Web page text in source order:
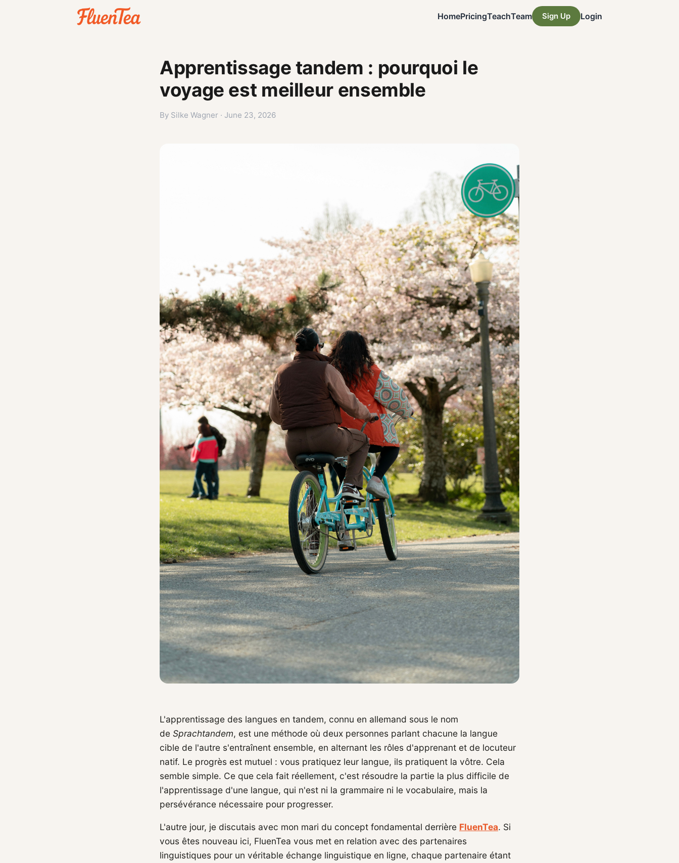
HomePricingTeachTeam Sign Up Login
Apprentissage tandem : pourquoi le
voyage est meilleur ensemble
By Silke Wagner · June 23, 2026
L'apprentissage des langues en tandem, connu en allemand sous le nom
de Sprachtandem, est une méthode où deux personnes parlant chacune la langue
cible de l'autre s'entraînent ensemble, en alternant les rôles d'apprenant et de locuteur
natif. Le progrès est mutuel : vous pratiquez leur langue, ils pratiquent la vôtre. Cela
semble simple. Ce que cela fait réellement, c'est résoudre la partie la plus difficile de
l'apprentissage d'une langue, qui n'est ni la grammaire ni le vocabulaire, mais la
persévérance nécessaire pour progresser.
L'autre jour, je discutais avec mon mari du concept fondamental derrière FluenTea. Si
vous êtes nouveau ici, FluenTea vous met en relation avec des partenaires
linguistiques pour un véritable échange linguistique en ligne, chaque partenaire étant